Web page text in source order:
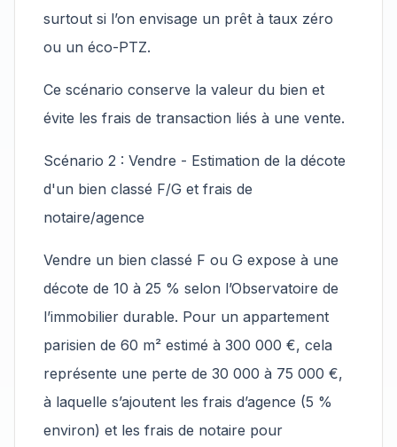
surtout si l’on envisage un prêt à taux zéro
ou un éco-PTZ.
Ce scénario conserve la valeur du bien et
évite les frais de transaction liés à une vente.
Scénario 2 : Vendre - Estimation de la décote
d'un bien classé F/G et frais de
notaire/agence
Vendre un bien classé F ou G expose à une
décote de 10 à 25 % selon l’Observatoire de
l’immobilier durable. Pour un appartement
parisien de 60 m² estimé à 300 000 €, cela
représente une perte de 30 000 à 75 000 €,
à laquelle s’ajoutent les frais d’agence (5 %
environ) et les frais de notaire pour